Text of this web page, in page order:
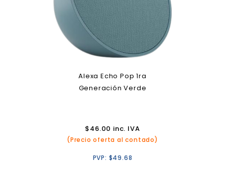
Alexa Echo Pop 1ra
Generación Verde
$46.00 inc. IVA
(Precio oferta al contado)
PVP: $49.68